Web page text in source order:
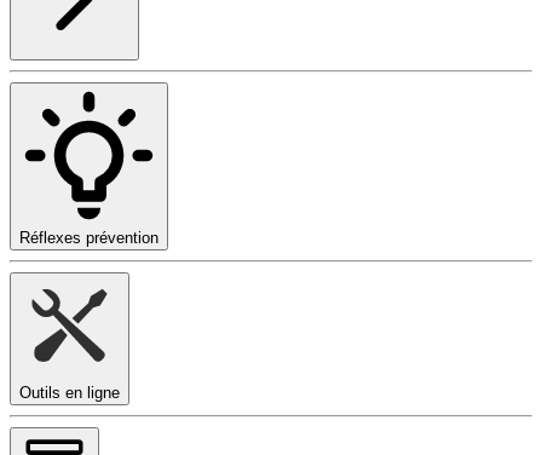
Réflexes prévention
Outils en ligne